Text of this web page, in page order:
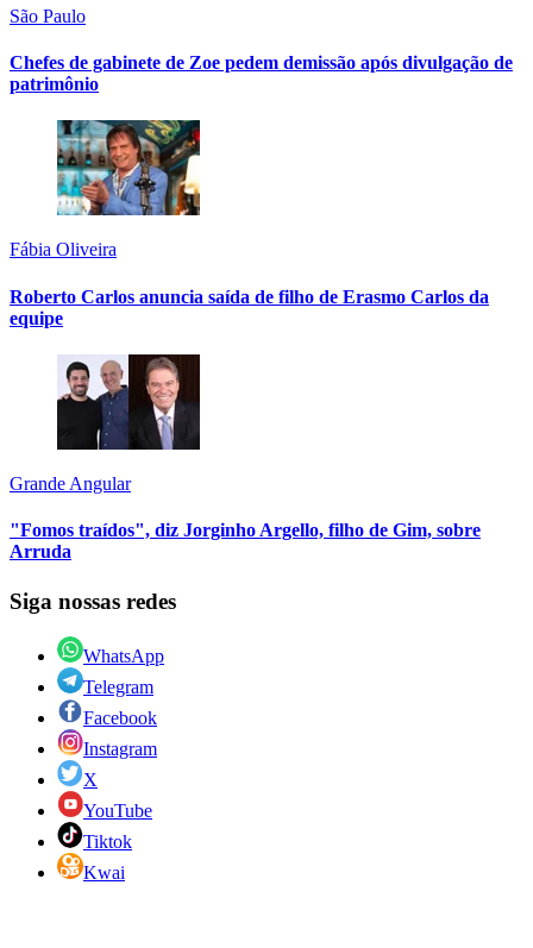
São Paulo
Chefes de gabinete de Zoe pedem demissão após divulgação de
patrimônio
Fábia Oliveira
Roberto Carlos anuncia saída de filho de Erasmo Carlos da
equipe
Grande Angular
"Fomos traídos", diz Jorginho Argello, filho de Gim, sobre
Arruda
Siga nossas redes
WhatsApp
Telegram
Facebook
Instagram
X
YouTube
Tiktok
Kwai